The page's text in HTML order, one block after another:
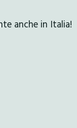
anche in Italia!